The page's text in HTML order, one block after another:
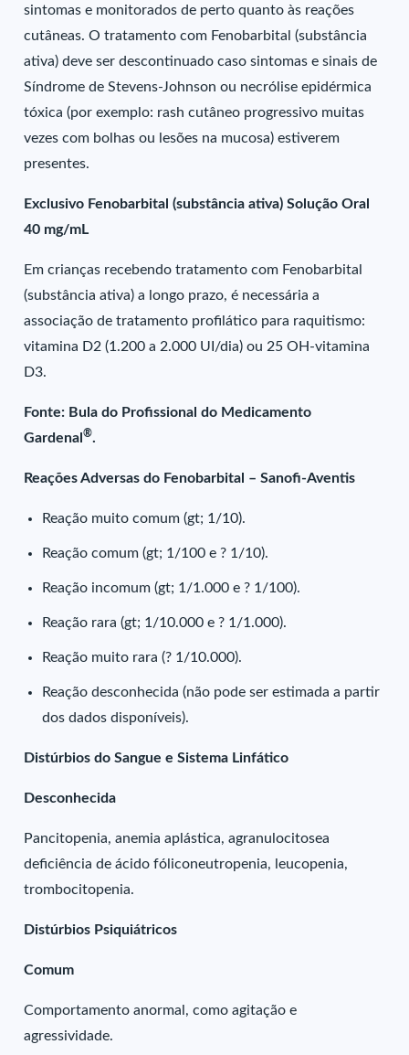
sintomas e monitorados de perto quanto às reações
cutâneas. O tratamento com Fenobarbital (substância
ativa) deve ser descontinuado caso sintomas e sinais de
Síndrome de Stevens-Johnson ou necrólise epidérmica
tóxica (por exemplo: rash cutâneo progressivo muitas
vezes com bolhas ou lesões na mucosa) estiverem
presentes.
Exclusivo Fenobarbital (substância ativa) Solução Oral
40 mg/mL
Em crianças recebendo tratamento com Fenobarbital
(substância ativa) a longo prazo, é necessária a
associação de tratamento profilático para raquitismo:
vitamina D2 (1.200 a 2.000 UI/dia) ou 25 OH-vitamina
D3.
Fonte: Bula do Profissional do Medicamento
Gardenal®.
Reações Adversas do Fenobarbital – Sanofi-Aventis
Reação muito comum (gt; 1/10).
Reação comum (gt; 1/100 e ? 1/10).
Reação incomum (gt; 1/1.000 e ? 1/100).
Reação rara (gt; 1/10.000 e ? 1/1.000).
Reação muito rara (? 1/10.000).
Reação desconhecida (não pode ser estimada a partir
dos dados disponíveis).
Distúrbios do Sangue e Sistema Linfático
Desconhecida
Pancitopenia, anemia aplástica, agranulocitosea
deficiência de ácido fóliconeutropenia, leucopenia,
trombocitopenia.
Distúrbios Psiquiátricos
Comum
Comportamento anormal, como agitação e
agressividade.